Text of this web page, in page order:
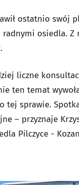
ostatnio swój
radnymi osiedla.
liczne
ten temat
tej sprawie.
– przyznaje
Pilczyce -